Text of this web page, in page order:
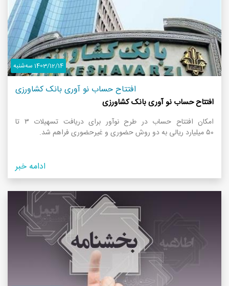
1403/12/14 سه‌شنبه
افتتاح حساب نو آوری بانک کشاورزی
افتتاح حساب نو آوری بانک کشاورزی
امکان افتتاح حساب در طرح نوآور برای دریافت تسهیلات ۳ تا
۵۰ میلیارد ریالی به دو روش حضوری و غیرحضوری فراهم شد.
ادامه خبر